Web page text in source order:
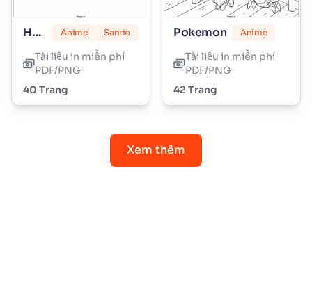
Hello Kitty Anime Sanrio
Tài liệu in miễn phí
PDF/PNG
40 Trang
Pokemon Anime
Tài liệu in miễn phí
PDF/PNG
42 Trang
Xem thêm